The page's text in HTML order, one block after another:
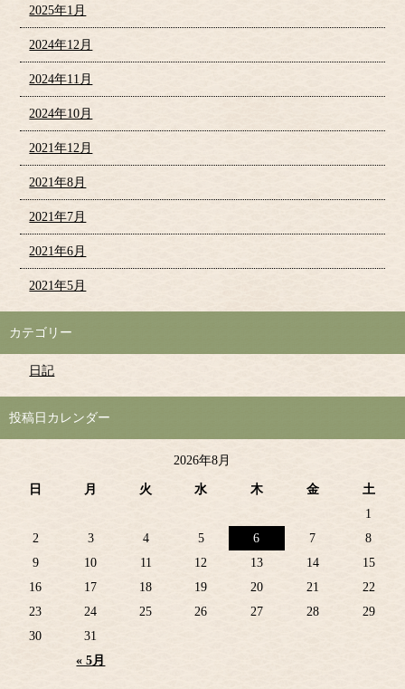
2025年1月
2024年12月
2024年11月
2024年10月
2021年12月
2021年8月
2021年7月
2021年6月
2021年5月
カテゴリー
日記
投稿日カレンダー
2026年8月
日 月 火 水 木 金 土
« 5月
1
2
3 4 5 6 7
8
9
10 11 12 13 14
15
16
17 18 19 20 21
22
23
24 25 26 27 28
29
30
31